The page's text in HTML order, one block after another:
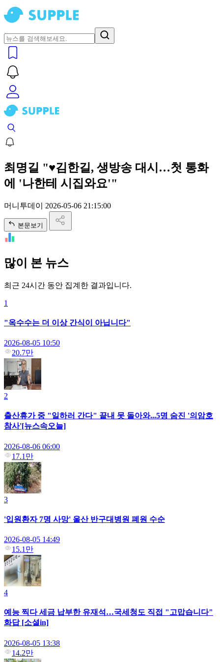
최명길 "♥김한길, 생방송 대시…첫 통화
에 '나한테 시집와요'"
머니투데이 2026-05-06 21:15:00
본문보기
많이 본 뉴스
최근 24시간 동안 집계한 결과입니다.
1
"옥수수는 더 이상 간식이 아닙니다"
2026-08-05 10:50
20.7만
2
출산휴가 중 "일하러 간다" 끝내 못 돌아와...5명 숨진 '의암호
참사'[뉴스속오늘]
2026-08-06 06:00
17.1만
3
'입원환자 7명 사망' 울산 반구대병원 폐원 수순
2026-08-05 14:49
15.1만
4
예능 찍다 세금 납부한 유재석…국세청도 직접 "고맙습니다"
화답 [소셜in]
2026-08-05 13:38
14.2만